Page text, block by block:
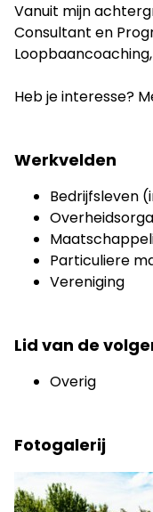
Vanuit mijn
Consultant en
Heb je interesse?
Werkvelden
Bedrijfsleven
Particuliere
Vereniging
Lid van de
Overig
Fotogalerij